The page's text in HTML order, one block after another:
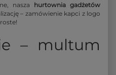
nasza hurtownia gadżetów
– zamówienie kapci z logo
– multum